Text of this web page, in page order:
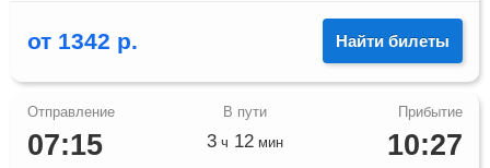
от 1342 р. Найти билеты
07:15 10:27
3 ч 12 мин